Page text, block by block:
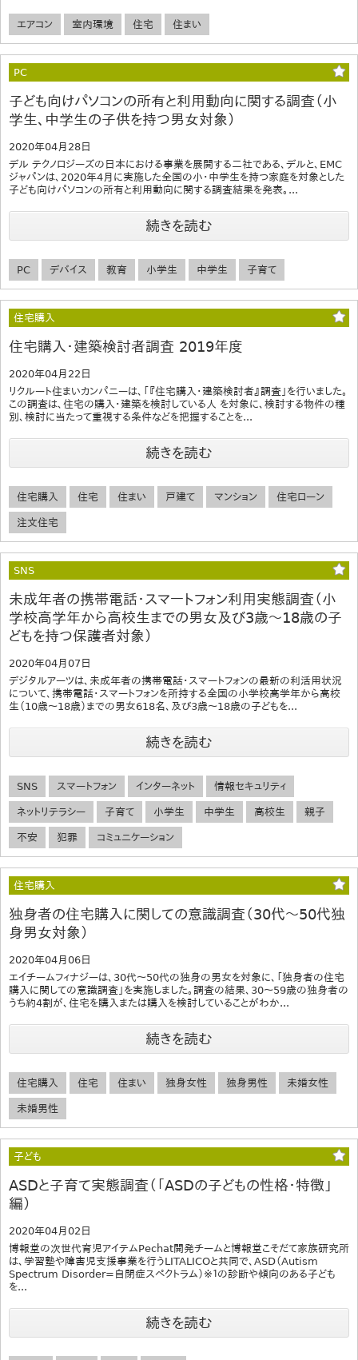
エアコン 室内環境 住宅 住まい
PC
子ども向けパソコンの所有と利用動向に関する調査（小
学生、中学生の子供を持つ男女対象）
2020年04月28日
デル テクノロジーズの日本における事業を展開する二社である、デルと、EMC
ジャパンは、2020年4月に実施した全国の小・中学生を持つ家庭を対象とした
子ども向けパソコンの所有と利用動向に関する調査結果を発表。...
続きを読む
PC デバイス 教育 小学生 中学生 子育て
住宅購入
住宅購入・建築検討者調査 2019年度
2020年04月22日
リクルート住まいカンパニーは、「『住宅購入・建築検討者』調査」を行いました。
この調査は、住宅の購入・建築を検討している人 を対象に、検討する物件の種
別、検討に当たって重視する条件などを把握することを...
続きを読む
住宅購入 住宅 住まい 戸建て マンション 住宅ローン
注文住宅
SNS
未成年者の携帯電話・スマートフォン利用実態調査（小
学校高学年から高校生までの男女及び3歳～18歳の子
どもを持つ保護者対象）
2020年04月07日
デジタルアーツは、未成年者の携帯電話・スマートフォンの最新の利活用状況
について、携帯電話・スマートフォンを所持する全国の小学校高学年から高校
生（10歳～18歳）までの男女618名、及び3歳～18歳の子どもを...
続きを読む
SNS スマートフォン インターネット 情報セキュリティ
ネットリテラシー 子育て 小学生 中学生 高校生 親子
不安 犯罪 コミュニケーション
住宅購入
独身者の住宅購入に関しての意識調査（30代～50代独
身男女対象）
2020年04月06日
エイチームフィナジーは、30代～50代の独身の男女を対象に、「独身者の住宅
購入に関しての意識調査」を実施しました。調査の結果、30～59歳の独身者の
うち約4割が、住宅を購入または購入を検討していることがわか...
続きを読む
住宅購入 住宅 住まい 独身女性 独身男性 未婚女性
未婚男性
子ども
ASDと子育て実態調査（「ASDの子どもの性格・特徴」
編）
2020年04月02日
博報堂の次世代育児アイテムPechat開発チームと博報堂こそだて家族研究所
は、学習塾や障害児支援事業を行うLITALICOと共同で、ASD（Autism
Spectrum Disorder=自閉症スペクトラム）※１の診断や傾向のある子ども
を...
続きを読む